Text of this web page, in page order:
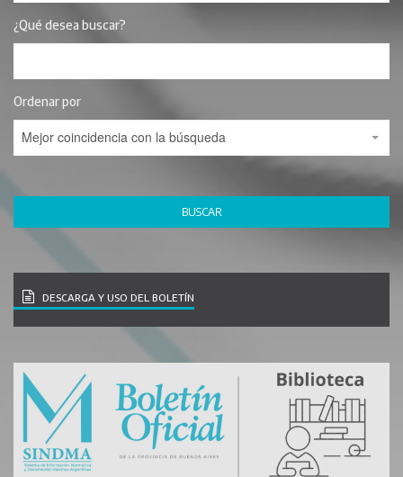
¿Qué desea buscar?
Ordenar por
Mejor coincidencia con la búsqueda
DESCARGA Y USO DEL BOLETÍN